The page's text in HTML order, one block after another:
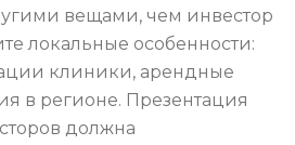
вещами, чем инвестор
локальные особенности:
клиники, арендные
в регионе. Презентация
должна